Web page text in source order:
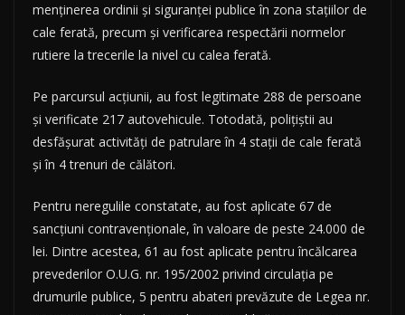
menținerea ordinii și siguranței publice în zona stațiilor de
cale ferată, precum și verificarea respectării normelor
rutiere la trecerile la nivel cu calea ferată.
Pe parcursul acțiunii, au fost legitimate 288 de persoane
și verificate 217 autovehicule. Totodată, polițiștii au
desfășurat activități de patrulare în 4 stații de cale ferată
și în 4 trenuri de călători.
Pentru neregulile constatate, au fost aplicate 67 de
sancțiuni contravenționale, în valoare de peste 24.000 de
lei. Dintre acestea, 61 au fost aplicate pentru încălcarea
prevederilor O.U.G. nr. 195/2002 privind circulația pe
drumurile publice, 5 pentru abateri prevăzute de Legea nr.